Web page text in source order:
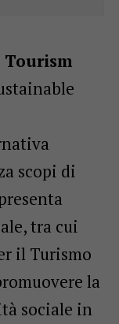
Tourism
scopi di
tra cui
il Turismo
la
sociale in